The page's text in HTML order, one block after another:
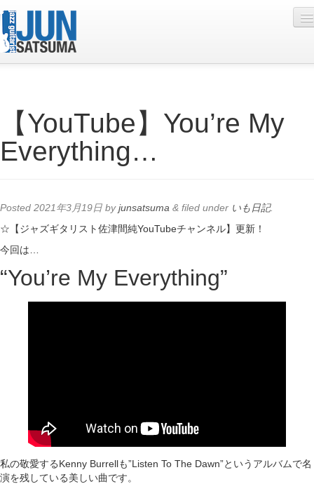
Live Schedule
Discography
Contact
YouTube
Online Lesson
【YouTube】You’re My
Everything…
Posted 2021年3月19日 byjunsatsuma & filed under いも日記.
☆【ジャズギタリスト佐津間純YouTubeチャンネル】更新！
今回は…
“You’re My Everything”
私の敬愛するKenny Burrellも”Listen To The Dawn”というアルバムで名
演を残している美しい曲です。